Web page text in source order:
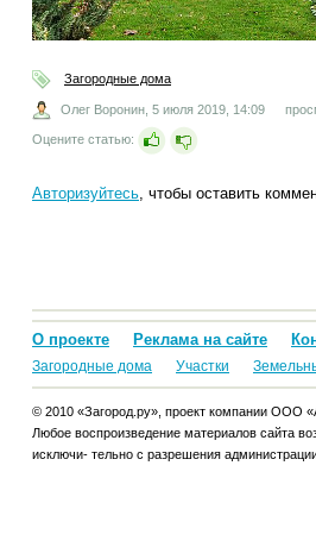
Загородные дома
Олег Воронин, 5 июля 2019, 14:09
Оцените статью:
Авторизуйтесь, чтобы оставить
О проекте Реклама на сайте
Загородные дома Участки
© 2010 «Загород.ру», проект компании ООО
Любое воспроизведение материалов сайта
исключи- тельно с разрешения